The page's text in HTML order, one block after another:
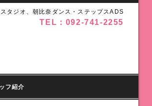
タジオ、朝比奈ダンス・ステップスADS
TEL：092-741-2255
フ紹介